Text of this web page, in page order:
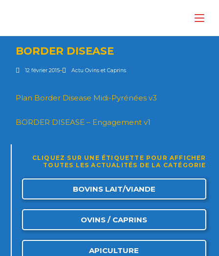
BORDER DISEASE
12 février 2015 Actu Ovins et Caprins
Plan Border Disease Midi-Pyrénées v3
BORDER DISEASE – Engagement v1
CLIQUEZ SUR UNE ÉTIQUETTE POUR AFFICHER
TOUTES LES ACTUALITÉS DE LA CATÉGORIE
BOVINS LAIT/VIANDE
OVINS / CAPRINS
APICULTURE